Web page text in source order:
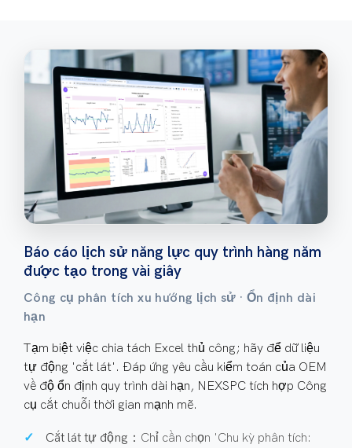
Báo cáo lịch sử năng lực quy trình hàng năm
được tạo trong vài giây
Công cụ phân tích xu hướng lịch sử · Ổn định dài
hạn
Tạm biệt việc chia tách Excel thủ công; hãy để dữ liệu
tự động 'cắt lát'. Đáp ứng yêu cầu kiểm toán của OEM
về độ ổn định quy trình dài hạn, NEXSPC tích hợp Công
cụ cắt chuỗi thời gian mạnh mẽ.
Cắt lát tự động： Chỉ cần chọn 'Chu kỳ phân tích: